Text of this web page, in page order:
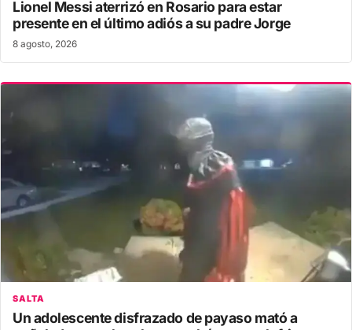
Lionel Messi aterrizó en Rosario para estar
presente en el último adiós a su padre Jorge
8 agosto, 2026
SALTA
Un adolescente disfrazado de payaso mató a